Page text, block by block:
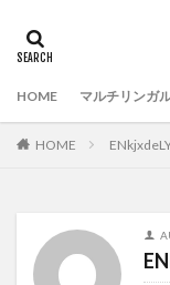
HOME マルチリンガ
HOME
タグ
IDE イン
ウィルス対策
セキュリティ対